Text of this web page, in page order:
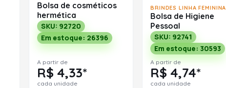
Bolsa de cosméticos
hermética
SKU: 92720
Em estoque: 26396
A partir de
R$ 4,33*
cada unidade
BRINDES LINHA FEMININA
Bolsa de Higiene
Pessoal
SKU: 92741
Em estoque: 30593
A partir de
R$ 4,74*
cada unidade